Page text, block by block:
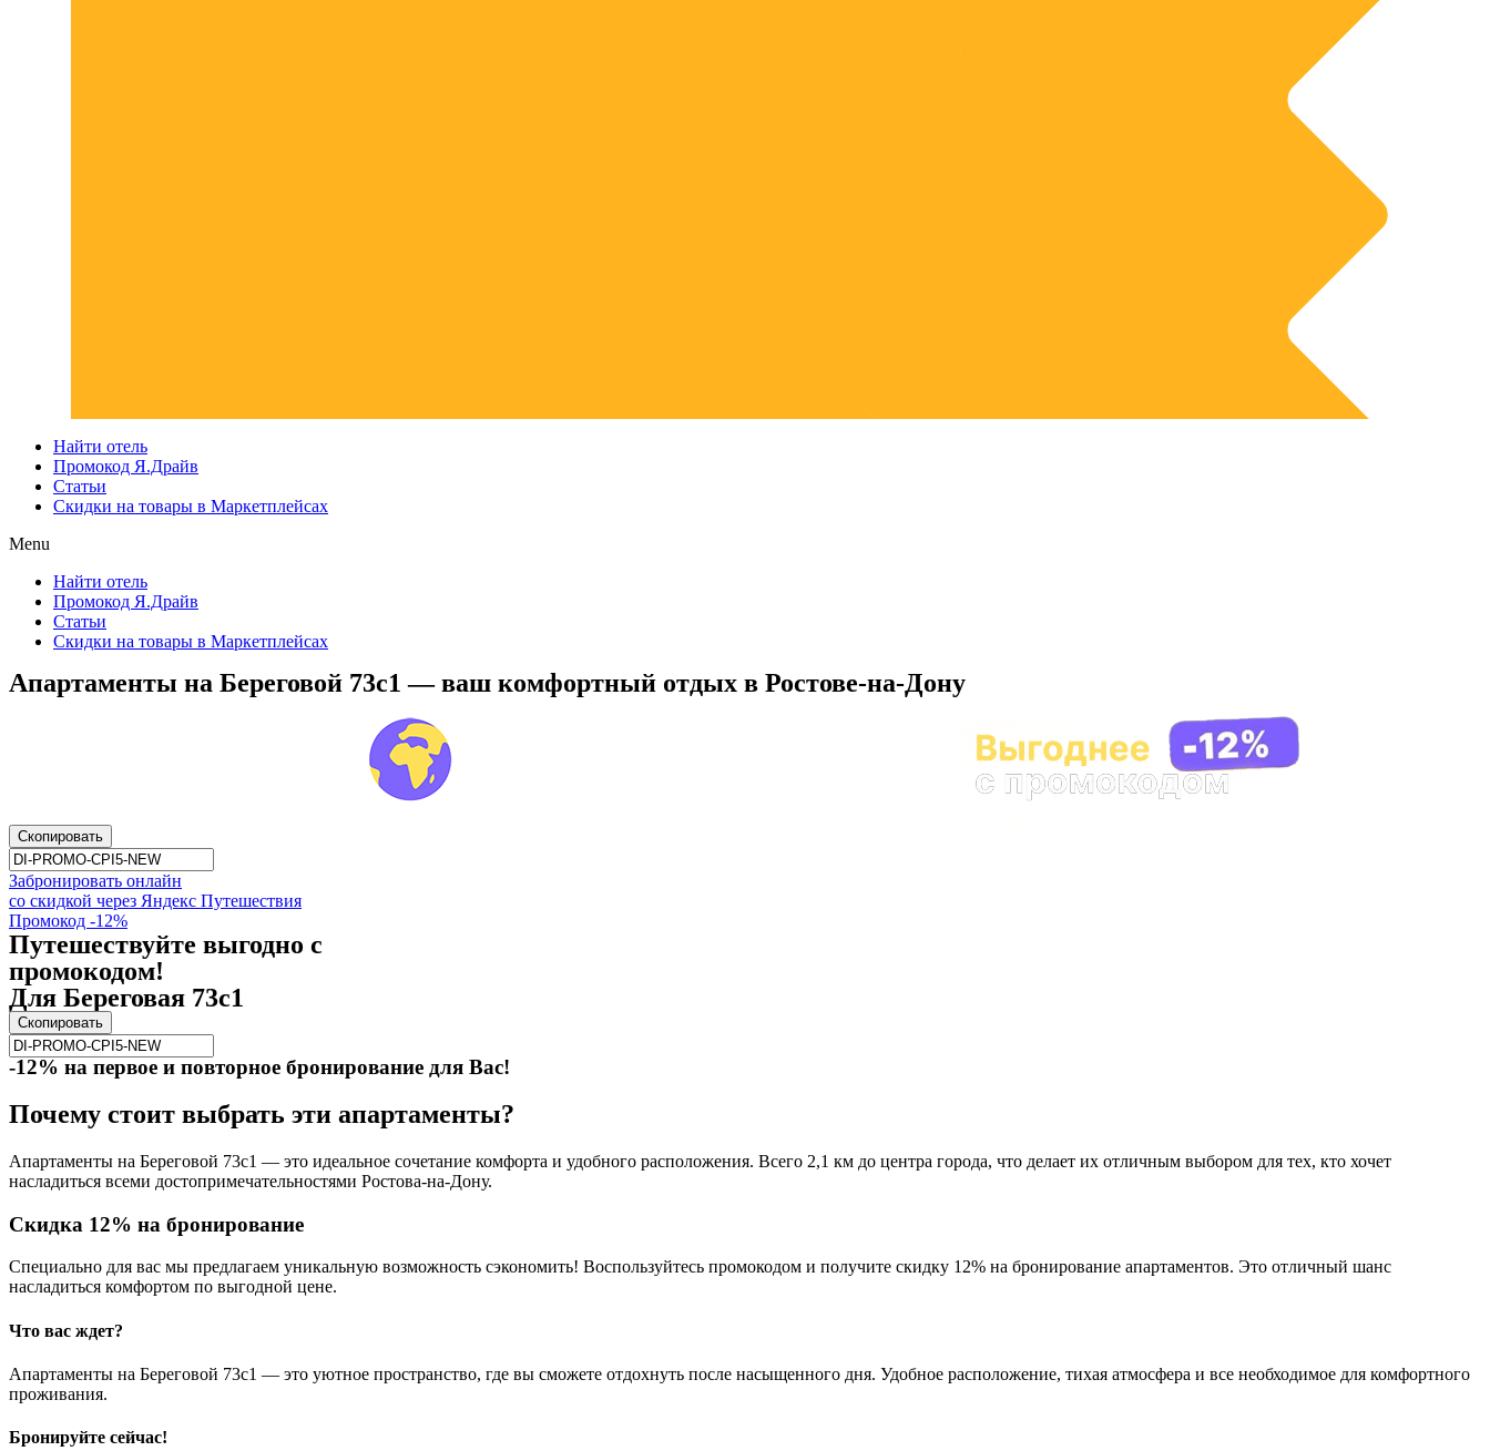
Найти отель
Промокод Я.Драйв
Статьи
Скидки на товары в Маркетплейсах
Menu
Найти отель
Промокод Я.Драйв
Статьи
Скидки на товары в Маркетплейсах
Апартаменты на Береговой 73с1 — ваш комфортный отдых в Ростове-на-Дону
Скопировать
Забронировать онлайн
со скидкой через Яндекс Путешествия
Промокод -12%
Путешествуйте выгодно с
промокодом!
Для Береговая 73с1
Скопировать
-12% на первое и повторное бронирование для Вас!
Почему стоит выбрать эти апартаменты?
Апартаменты на Береговой 73с1 — это идеальное сочетание комфорта и удобного расположения. Всего 2,1 км до центра города, что делает их отличным выбором для тех, кто хочет
насладиться всеми достопримечательностями Ростова-на-Дону.
Скидка 12% на бронирование
Специально для вас мы предлагаем уникальную возможность сэкономить! Воспользуйтесь промокодом и получите скидку 12% на бронирование апартаментов. Это отличный шанс
насладиться комфортом по выгодной цене.
Что вас ждет?
Апартаменты на Береговой 73с1 — это уютное пространство, где вы сможете отдохнуть после насыщенного дня. Удобное расположение, тихая атмосфера и все необходимое для комфортного
проживания.
Бронируйте сейчас!